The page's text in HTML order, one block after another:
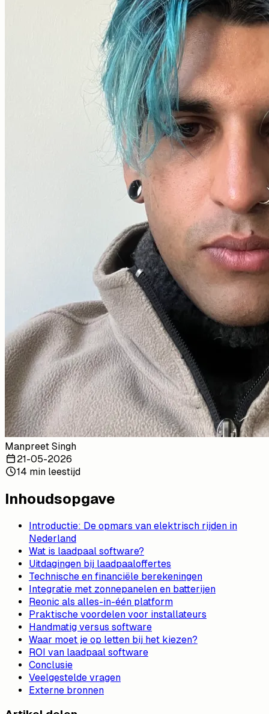
Manpreet Singh
21-05-2026
14 min leestijd
Inhoudsopgave
Introductie: De opmars van elektrisch rijden in
Nederland
Wat is laadpaal software?
Uitdagingen bij laadpaaloffertes
Technische en financiële berekeningen
Integratie met zonnepanelen en batterijen
Reonic als alles-in-één platform
Praktische voordelen voor installateurs
Handmatig versus software
Waar moet je op letten bij het kiezen?
ROI van laadpaal software
Conclusie
Veelgestelde vragen
Externe bronnen